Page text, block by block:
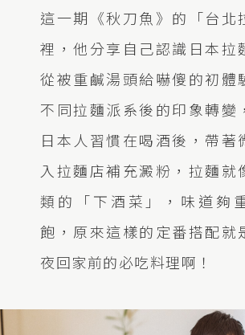
這一期《秋刀魚》的「台北
裡，他分享自己認識日本拉
從被重鹹湯頭給嚇傻的初體
不同拉麵派系後的印象轉變
日本人習慣在喝酒後，帶著
入拉麵店補充澱粉，拉麵就
類的「下酒菜」，味道夠
飽，原來這樣的定番搭配就
夜回家前的必吃料理啊！